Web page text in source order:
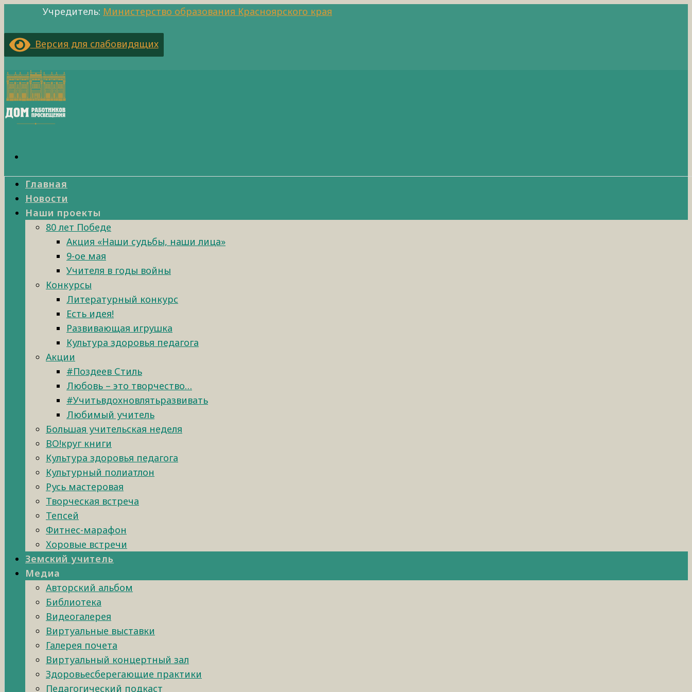
Учредитель: Министерство образования Красноярского края
Версия для слабовидящих
Главная
Новости
Наши проекты
80 лет Победе
Акция «Наши судьбы, наши лица»
9-ое мая
Учителя в годы войны
Конкурсы
Литературный конкурс
Есть идея!
Развивающая игрушка
Культура здоровья педагога
Акции
#Поздеев Стиль
Любовь – это творчество…
#Учитьвдохновлятьразвивать
Любимый учитель
Большая учительская неделя
ВО!круг книги
Культура здоровья педагога
Культурный полиатлон
Русь мастеровая
Творческая встреча
Тепсей
Фитнес-марафон
Хоровые встречи
Земский учитель
Медиа
Авторский альбом
Библиотека
Видеогалерея
Виртуальные выставки
Галерея почета
Виртуальный концертный зал
Здоровьесберегающие практики
Педагогический подкаст